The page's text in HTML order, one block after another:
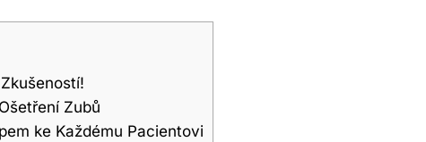
Zubů
ke Každému Pacientovi